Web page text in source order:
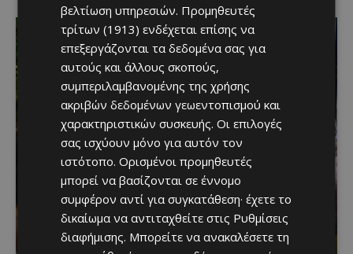
Μια βραδιά γεμάτη
παράδοση, μουσική και
βελτίωση υπηρεσιών. Προμηθευτές
τρίτων (1913) ενδέχεται επίσης να
επεξεργάζονται τα δεδομένα σας για
αυτούς και άλλους σκοπούς,
συμπεριλαμβανομένης της χρήσης
ακριβών δεδομένων γεωεντοπισμού και
χαρακτηριστικών συσκευής. Οι επιλογές
σας ισχύουν μόνο για αυτόν τον
ιστότοπο. Ορισμένοι προμηθευτές
μπορεί να βασίζονται σε έννομο
συμφέρον αντί για συγκατάθεση· έχετε το
δικαίωμα να αντιταχθείτε στις Ρυθμίσεις
διαφήμισης. Μπορείτε να ανακαλέσετε τη